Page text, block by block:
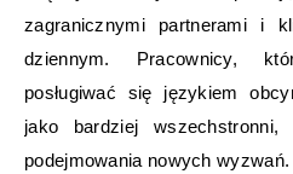
zagranicznymi partnerami i
dziennym. Pracownicy,
posługiwać się językiem
jako bardziej
podejmowania nowych wyzwań.